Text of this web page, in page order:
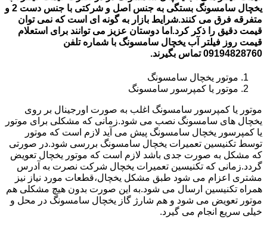
یخچال سامسونگ بستگی به جنس اصل و شرکتی با جنس دست 2 و
متفرقه فرق می کنند.شرایط بازار به گونه ای است که نمی توان
قیمت دقیق را ذکر کرد.اما دوستان عزیز می توانند برای استعلام
قیمت روز فیلتر آب یخچال سامسونگ با شماره تلفن
09194828760 تماس بگیرند.
موتور یخچال سامسونگ
موتور یا کمپرسور سامسونگ
موتور یا کمپرسور سامسونگ اغلب به صورت اورجینال بر روی
یخچال های سامسونگ نصب می شود.زمانی که مشکلی برای موتور
یا کمپرسور یخچال سامسونگ پیش می آید لازم است که موتور
توسط تکنیسین تعمیرات یخچال سامسونگ بررسی شود.در صورتی
که مشکل به صورت جدی باشد لازم است که موتور یخچال تعویض
گردد.زمانی که تکنیسین تعمیرات یخچال شرکت نصرت به آدرس
مشتری اعزام می شود طبق مشکل یخچال،قطعات مورد نیاز نیز
همراه تکنیسین ارسال می شود.به این صورت بدون هیچ مشکلی هم
موتور تعویض می شود و هم شارژ گاز یخچال سامسونگ در محل و
خیلی سریع انجام می گیرد.